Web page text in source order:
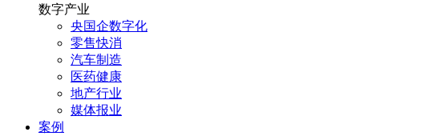
数字产业
央国企数字化
零售快消
汽车制造
医药健康
地产行业
媒体报业
案例